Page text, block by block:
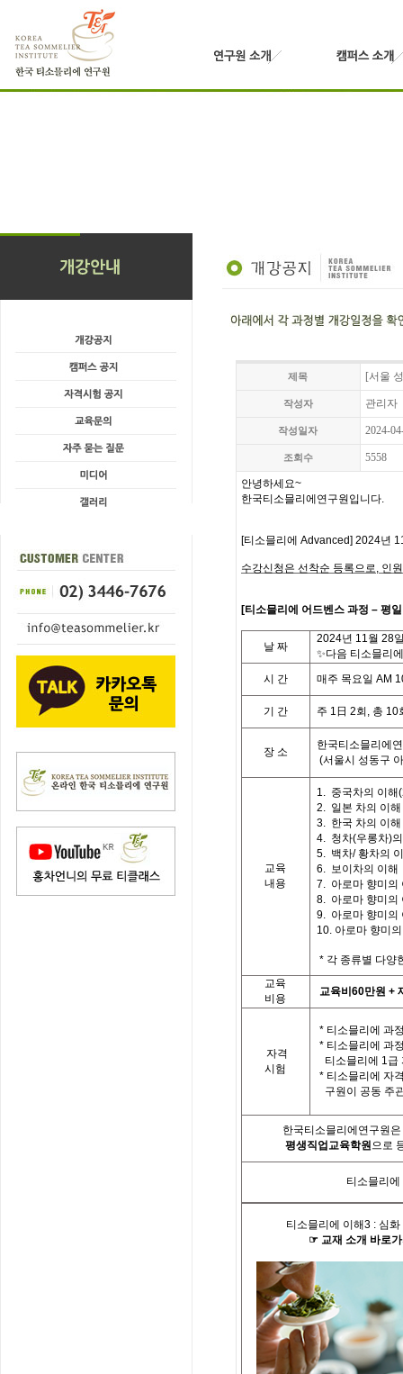
제목 [서울
작성자 관리자
작성일자 2024-
조회수 5558
안녕하세요~
한국티소믈리에연구원입니다.
[티소믈리에 Advanced] 2024년
수강신청은 선착순 등록으로, 인
[티 소믈리에 어드벤스 과정 – 평
날 짜
2024년 11월 28
✨다음 티소믈리
시
간 매주 목요일 AM
기 간 주 1 日 2회 , 총 10
장 소
한국티소믈리에
(서울시 성동구
교육
내용
1. 중국차의 이해
2. 일본 차의 이해
3. 한국 차의 이해
4. 청차(우롱차)
5. 백차/ 황차의
6. 보이차의 이해
7. 아로마 향미의
8. 아로마 향미의
9. 아로마 향미의
10. 아로마 향미
* 각 종류별 다양
교육
비용
교육비 60만원 +
자격
시험
* 티소믈리에 과
* 티소믈리에 과
티소믈리에 1급
* 티소믈리에 자
구원이 공동 주
한국티소믈리에연구원
평생직업교육학원으로
티소믈리에
티소믈리에 이해3 : 심화
☞ 교재 소개 바로